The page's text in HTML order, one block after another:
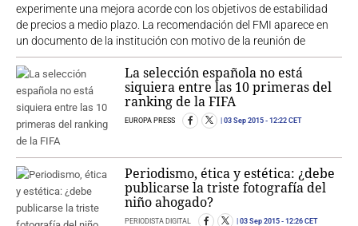
experimente una mejora acorde con los objetivos de estabilidad
de precios a medio plazo. La recomendación del FMI aparece en
un documento de la institución con motivo de la reunión de
La selección española no está
siquiera entre las 10 primeras del
ranking de la FIFA
EUROPA PRESS 03 Sep 2015 - 12:22 CET
Periodismo, ética y estética: ¿debe
publicarse la triste fotografía del
niño ahogado?
PERIODISTA DIGITAL 03 Sep 2015 - 12:26 CET